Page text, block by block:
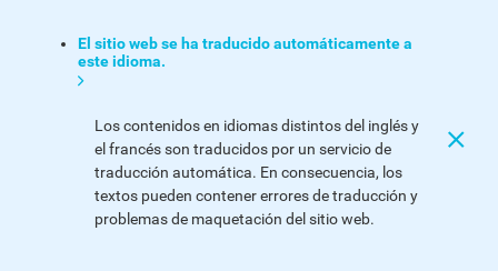
El sitio web se ha traducido automáticamente a
este idioma.
Los contenidos en idiomas distintos del inglés y
el francés son traducidos por un servicio de
traducción automática. En consecuencia, los
textos pueden contener errores de traducción y
problemas de maquetación del sitio web.